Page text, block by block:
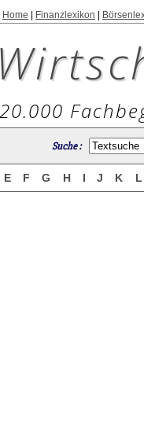
Home Finanzlexikon
Suche :
E F G H I J K